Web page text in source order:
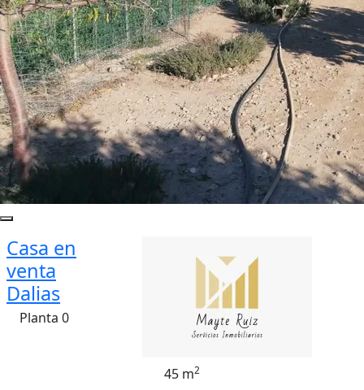
Casa en
venta
Dalias
Planta 0
45 m2